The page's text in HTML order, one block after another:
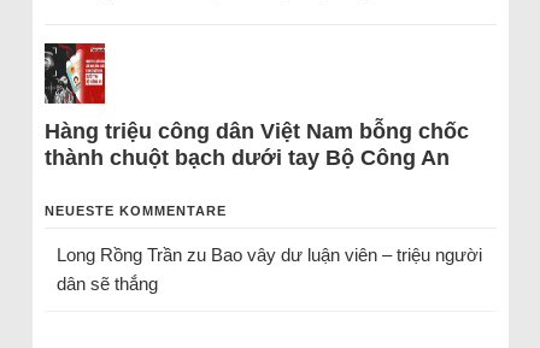
Hàng triệu công dân Việt Nam bỗng chốc
thành chuột bạch dưới tay Bộ Công An
NEUESTE KOMMENTARE
Long Rồng Trầnzu Bao vây dư luận viên – triệu người
dân sẽ thắng